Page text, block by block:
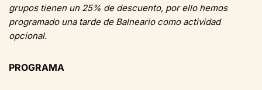
grupos tienen un 25% de descuento, por ello hemos
programado una tarde de Balneario como actividad
opcional.
PROGRAMA